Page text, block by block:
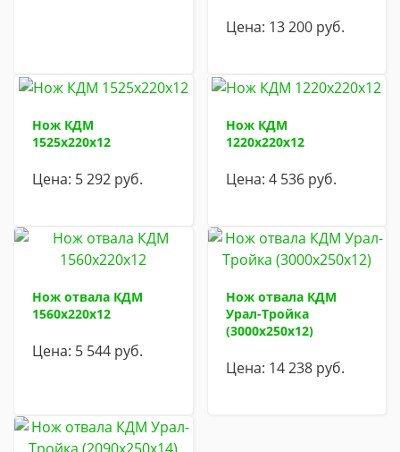
Цена: 13 200 руб.
Нож КДМ
1525х220х12
Цена: 5 292 руб.
Нож КДМ
1220х220х12
Цена: 4 536 руб.
Нож отвала КДМ
1560х220х12
Цена: 5 544 руб.
Нож отвала КДМ
Урал-Тройка
(3000х250х12)
Цена: 14 238 руб.